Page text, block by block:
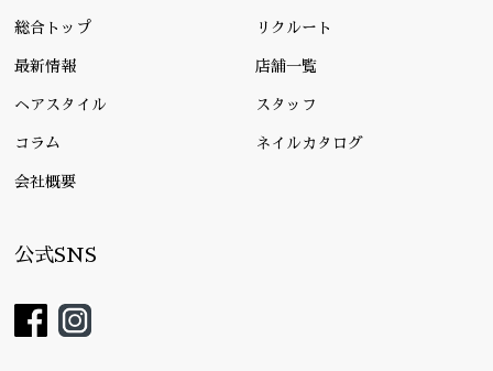
総合トップ リクルート
最新情報 店舗一覧
ヘアスタイル スタッフ
コラム ネイルカタログ
会社概要
公式SNS